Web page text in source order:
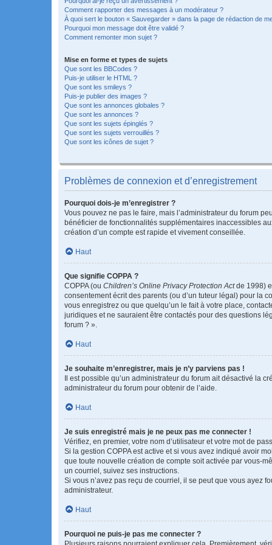
Comment rapporter des messages à un modérateur ?
À quoi sert le bouton « Sauvegarder » dans la page de rédaction de
Pourquoi mon message doit être validé ?
Comment remonter mon sujet ?
Mise en forme et types de sujets
Que sont les BBCodes ?
Puis-je utiliser le HTML ?
Que sont les smileys ?
Puis-je publier des images ?
Que sont les annonces globales ?
Que sont les annonces ?
Que sont les sujets épinglés ?
Que sont les sujets verrouillés ?
Que sont les icônes de sujet ?
Problèmes de connexion et d’enregistrement
Pourquoi dois-je m’enregistrer ?
Vous pouvez ne pas le faire, mais l’administrateur du forum
bénéficier de fonctionnalités supplémentaires inaccessibles
création d’un compte est rapide et vivement conseillée.
Haut
Que signifie COPPA ?
COPPA (ou Children’s Online Privacy Protection Actde 1998)
consentement écrit des parents (ou d’un tuteur légal) pour la
vous enregistrez ou que quelqu’un le fait à votre place,
juridiques et ne sauraient être contactés pour des questions
forum ? ».
Haut
Je souhaite m’enregistrer, mais je n’y parviens pas !
Il est possible qu’un administrateur du forum ait désactivé la
administrateur du forum pour obtenir de l’aide.
Haut
Je suis enregistré mais je ne peux pas me connecter !
Vérifiez, en premier, votre nom d’utilisateur et votre mot de
Si la gestion COPPA est active et si vous avez indiqué avoir
que toute nouvelle création de compte soit activée par vous-
un courriel, suivez ses instructions.
Si vous n’avez pas reçu de courriel, il se peut que vous ayez
administrateur.
Haut
Pourquoi ne puis-je pas me connecter ?